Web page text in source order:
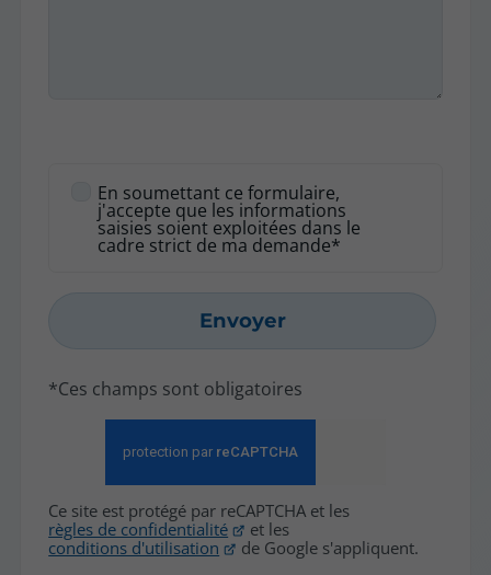
En soumettant ce formulaire,
j'accepte que les informations
saisies soient exploitées dans le
cadre strict de ma demande*
Envoyer
*Ces champs sont obligatoires
Ce site est protégé par reCAPTCHA et les
règles de confidentialité
et les
conditions d'utilisation
de Google s'appliquent.